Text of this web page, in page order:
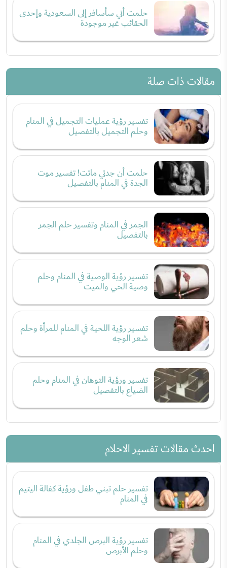
حلمت أني سأسافر إلى السعودية وإحدى
الحقائب غير موجودة
مقالات ذات صلة
تفسير رؤية عمليات التجميل في المنام
وحلم التجميل بالتفصيل
حلمت أن جدتي ماتت! تفسير موت
الجدة في المنام بالتفصيل
الجمر في المنام وتفسير حلم الجمر
بالتفصيل
تفسير رؤية الوصية في المنام وحلم
وصية الحي والميت
تفسير رؤية اللحية في المنام للمرأة وحلم
شعر الوجه
تفسير ورؤية التوهان في المنام وحلم
الضياع بالتفصيل
احدث مقالات تفسير الاحلام
تفسير حلم تبني طفل ورؤية كفالة اليتيم
في المنام
تفسير رؤية البرص الجلدي في المنام
وحلم الأبرص